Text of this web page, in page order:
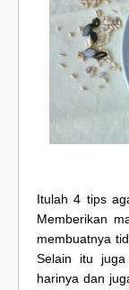
Itulah 4 tips
Memberikan
membuatnya
Selain itu
harinya dan